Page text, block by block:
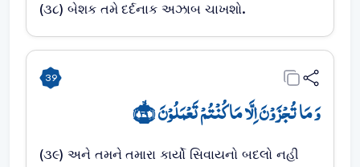
(૩૮) બેશક તમે દર્દનાક અઝાબ ચાખશો.
39
وَ مَا تُجۡزَوۡنَ اِلَّا مَا کُنۡتُمۡ تَعۡمَلُوۡنَ ﴿ۙ۳۹﴾
(૩૯) અને તમને તમારા કાર્યો સિવાયનો બદલો નહી